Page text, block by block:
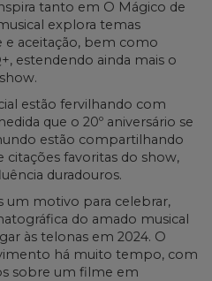
tanto em O Mágico de
explora temas
e aceitação, bem como
estendendo ainda mais o
estão fervilhando com
que o 20º aniversário se
estão compartilhando
citações favoritas do show,
duradouros.
um motivo para celebrar,
do amado musical
às telonas em 2024. O
há muito tempo, com
sobre um filme em